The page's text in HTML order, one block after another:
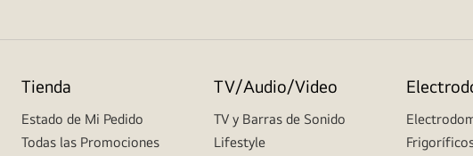
Tienda
Estado de Mi Pedido
Todas las Promociones
TV/Audio/Video
TV y Barras de Sonido
Lifestyle